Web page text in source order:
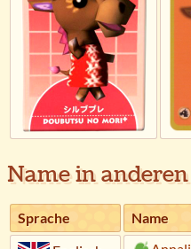
Name in
Sprache Name